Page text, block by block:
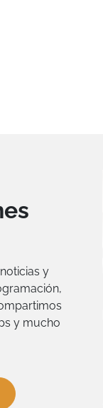
y
y mucho